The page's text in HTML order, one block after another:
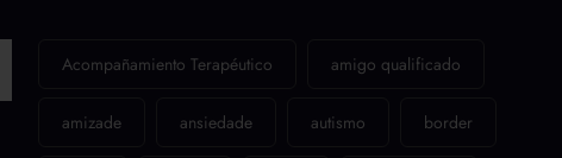
Acompañamiento Terapéutico amigo qualificado
amizade ansiedade autismo border